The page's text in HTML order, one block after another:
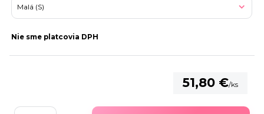
Nie sme platcovia DPH
51,80 €/ks